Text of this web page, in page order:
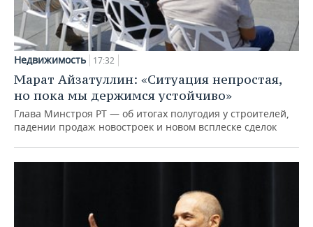
Недвижимость 17:32
Марат Айзатуллин: «Ситуация непростая,
но пока мы держимся устойчиво»
Глава Минстроя РТ — об итогах полугодия у строителей,
падении продаж новостроек и новом всплеске сделок